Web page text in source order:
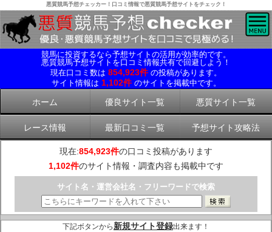
悪質競馬予想チェッカー！口コミ情報で悪質競馬予想サイトをチェック！
競馬に投資するなら予想サイトの活用が効率的です。
悪質競馬予想サイトを口コミ情報共有で回避しよう！
現在口コミ数は 854,923件 の投稿があります。
サイト情報は 1,102件 のサイトを掲載中です。
ホーム 優良サイト一覧 悪質サイト一覧
レース情報 最新口コミ一覧 予想サイト攻略法
現在:854,923件の口コミ投稿があります
1,102件のサイト情報・調査内容も掲載中です
サイト名・運営会社名・フリーワードで検索
下記ボタンから 新規サイト登録出来ます！